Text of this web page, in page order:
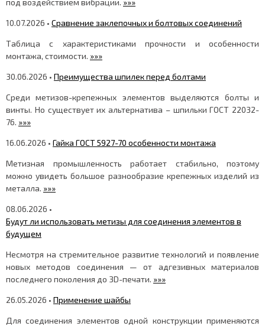
под воздействием вибрации. »»»
10.07.2026 • Сравнение заклепочных и болтовых соединений
Таблица с характеристиками прочности и особенности
монтажа, стоимости. »»»
30.06.2026 • Преимущества шпилек перед болтами
Среди метизов-крепежных элементов выделяются болты и
винты. Но существует их альтернатива – шпильки ГОСТ 22032-
76. »»»
16.06.2026 • Гайка ГОСТ 5927-70 особенности монтажа
Метизная промышленность работает стабильно, поэтому
можно увидеть большое разнообразие крепежных изделий из
металла. »»»
08.06.2026 •
Будут ли использовать метизы для соединения элементов в
будущем
Несмотря на стремительное развитие технологий и появление
новых методов соединения — от адгезивных материалов
последнего поколения до 3D-печати. »»»
26.05.2026 • Применение шайбы
Для соединения элементов одной конструкции применяются